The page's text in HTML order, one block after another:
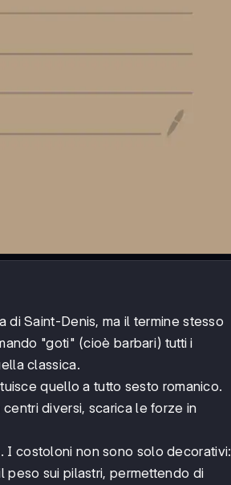
Saint-Denis, ma il termine stesso
"goti" (cioè barbari) tutti i
classica.
quello a tutto sesto romanico.
diversi, scarica le forze in
I costoloni non sono solo decorativi:
peso sui pilastri, permettendo di